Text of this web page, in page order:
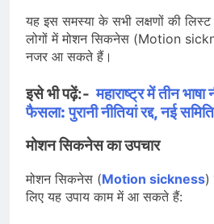
यह इस समस्या के सभी लक्षणों की
लोगों में मोशन सिकनेस (Motion
नजर आ सकते हैं।
इसे भी पढ़ें:-महाराष्ट्र में तीन
फैसला: पुरानी नीतियां रद्द, नई
मोशन सिकनेस का उपचार
मोशन सिकनेस (Motion sickness)
लिए यह उपाय काम में आ सकते हैं: